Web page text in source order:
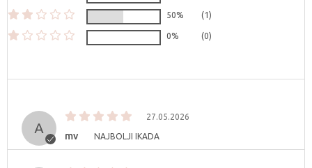
50% (1)
0% (0)
27.05.2026
mv NAJBOLJI IKADA